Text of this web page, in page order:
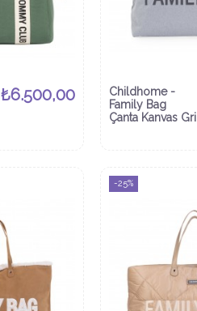
₺6.500,00
Childhome -
Family Bag
Çanta Kanvas Gri
-25%